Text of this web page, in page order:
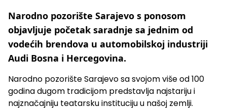
Narodno pozorište Sarajevo s ponosom
objavljuje početak saradnje sa jednim od
vodećih brendova u automobilskoj industriji
Audi Bosna i Hercegovina.
Narodno pozorište Sarajevo sa svojom više od 100
godina dugom tradicijom predstavlja najstariju i
najznačajniju teatarsku instituciju u našoj zemlji.